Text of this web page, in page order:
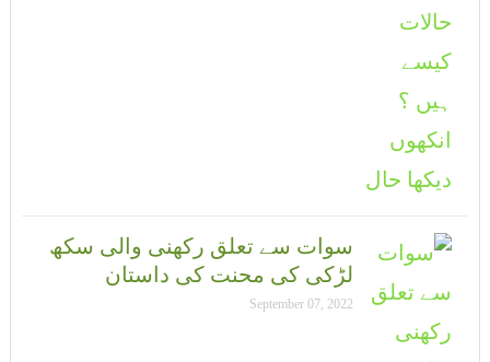
سوات سے تعلق رکھنی والی سکھ
لڑکی کی محنت کی داستان
September 07, 2022